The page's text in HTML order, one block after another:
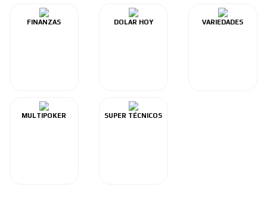
FINANZAS DOLAR HOY VARIEDADES
MULTIPOKER SUPER TÉCNICOS